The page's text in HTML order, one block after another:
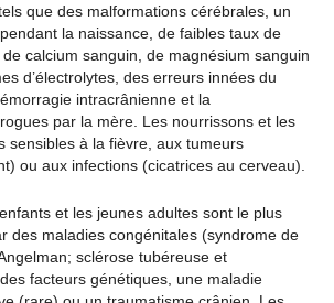
que des malformations cérébrales, un
la naissance, de faibles taux de
calcium sanguin, de magnésium sanguin
d’électrolytes, des erreurs innées du
intracrânienne et la
par la mère. Les nourrissons et les
sensibles à la fièvre, aux tumeurs
ou aux infections (cicatrices au cerveau).
et les jeunes adultes sont le plus
des maladies congénitales (syndrome de
sclérose tubéreuse et
facteurs génétiques, une maladie